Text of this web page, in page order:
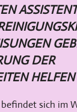
DER
HELFEN
sich im